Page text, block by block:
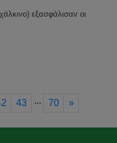
εξασφάλισαν οι
43 ... 70 »Next